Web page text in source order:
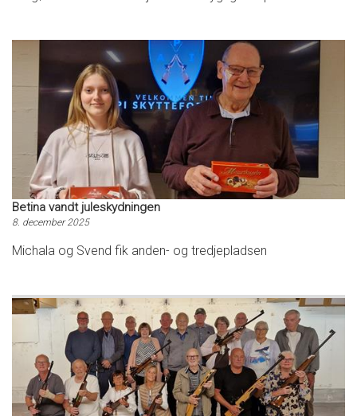
Betina vandt juleskydningen
8. december 2025
Michala og Svend fik anden- og tredjepladsen